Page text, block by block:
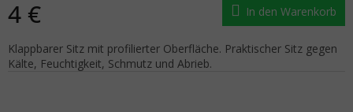
4 € In den Warenkorb
Klappbarer Sitz mit profilierter Oberfläche. Praktischer Sitz gegen
Kälte, Feuchtigkeit, Schmutz und Abrieb.